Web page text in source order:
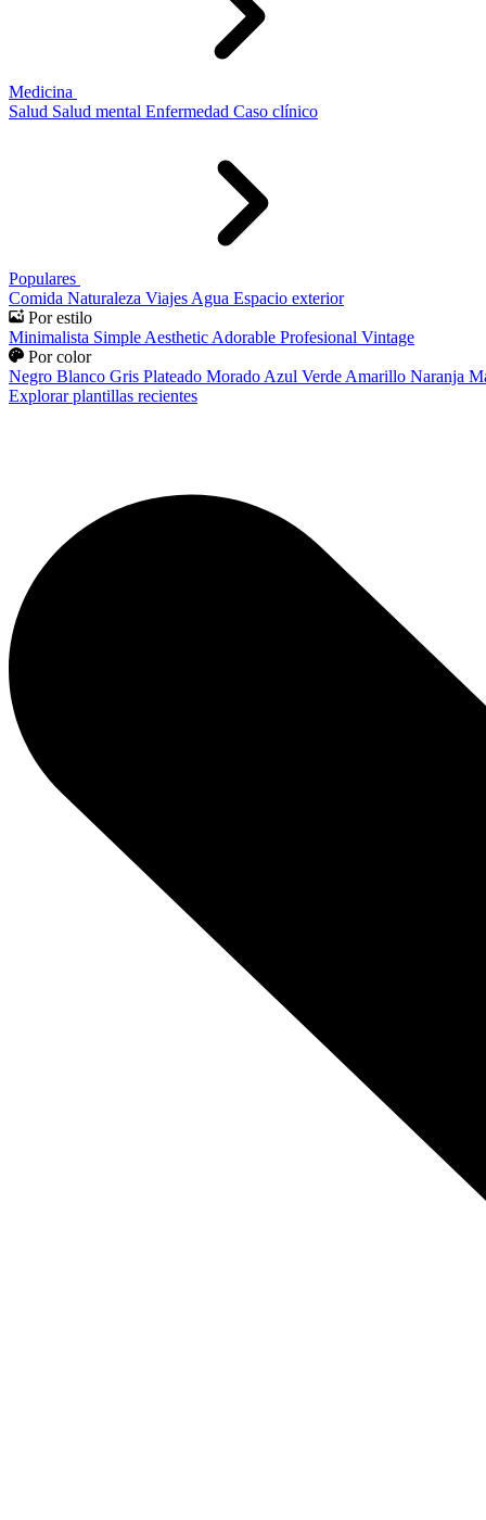
Medicina
Salud Salud mental Enfermedad Caso clínico
Populares
Comida Naturaleza Viajes Agua Espacio exterior
Por estilo
Minimalista Simple Aesthetic Adorable Profesional Vintage
Por color
Negro Blanco Gris Plateado Morado Azul Verde Amarillo Naranja
Explorar plantillas recientes